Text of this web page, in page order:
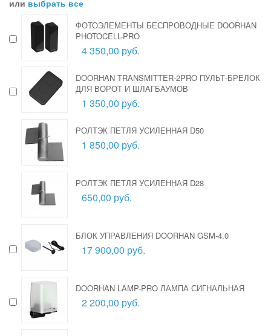
или выбрать все
ФОТОЭЛЕМЕНТЫ БЕСПРОВОДНЫЕ DOORHAN
PHOTOCELL-PRO
4 350,00 руб.
DOORHAN TRANSMITTER-2PRO ПУЛЬТ-БРЕЛОК
ДЛЯ ВОРОТ И ШЛАГБАУМОВ
1 350,00 руб.
РОЛТЭК ПЕТЛЯ УСИЛЕННАЯ D50
1 850,00 руб.
РОЛТЭК ПЕТЛЯ УСИЛЕННАЯ D28
650,00 руб.
БЛОК УПРАВЛЕНИЯ DOORHAN GSM-4.0
17 900,00 руб.
DOORHAN LAMP-PRO ЛАМПА СИГНАЛЬНАЯ
2 200,00 руб.